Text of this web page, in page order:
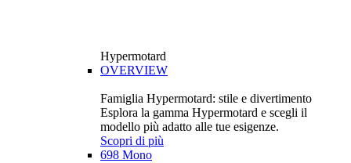
Hypermotard
OVERVIEW
Famiglia Hypermotard: stile e divertimento
Esplora la gamma Hypermotard e scegli il
modello più adatto alle tue esigenze.
Scopri di più
698 Mono